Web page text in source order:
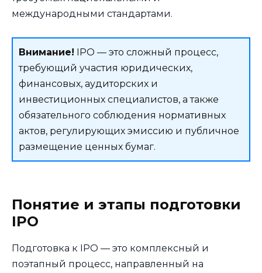
международными стандартами.
Внимание! IPO — это сложный процесс,
требующий участия юридических,
финансовых, аудиторских и
инвестиционных специалистов, а также
обязательного соблюдения нормативных
актов, регулирующих эмиссию и публичное
размещение ценных бумаг.
Понятие и этапы подготовки
IPO
Подготовка к IPO — это комплексный и
поэтапный процесс, направленный на